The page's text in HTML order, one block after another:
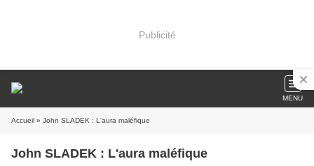
Publicité
MENU
Accueil » John SLADEK : L'aura maléfique
John SLADEK : L'aura maléfique